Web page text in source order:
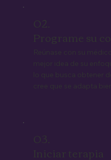
02.
Programe su
Reúnase con su
mejor idea de su
lo que busca obtener
cree que se adapta
03.
Iniciar terapia